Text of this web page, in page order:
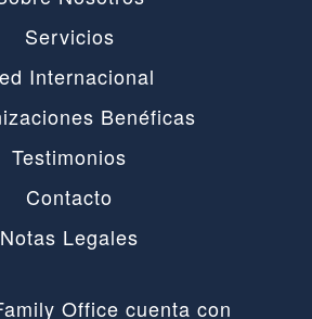
Servicios
Internacional
Benéficas
Testimonios
Contacto
Notas Legales
Office cuenta con